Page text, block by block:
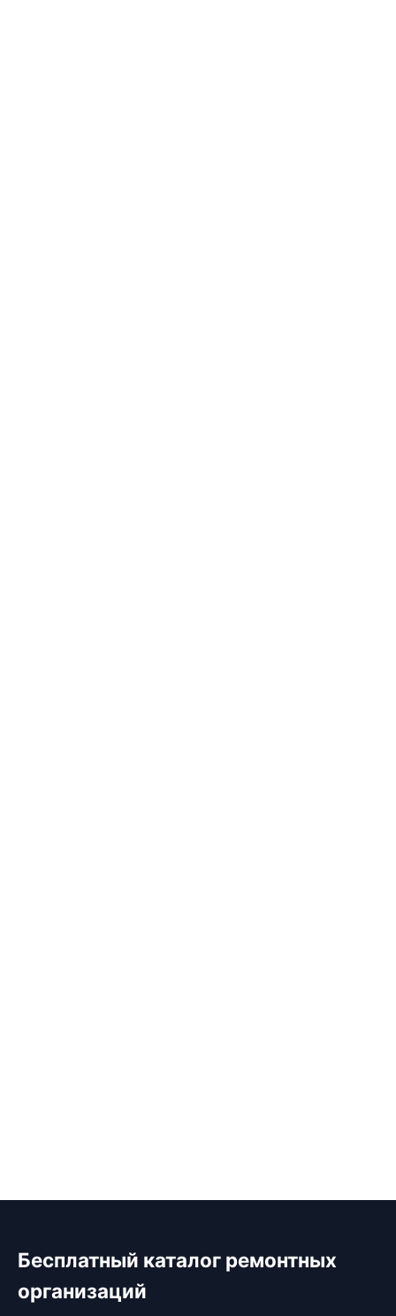
Бесплатный каталог ремонтных
организаций